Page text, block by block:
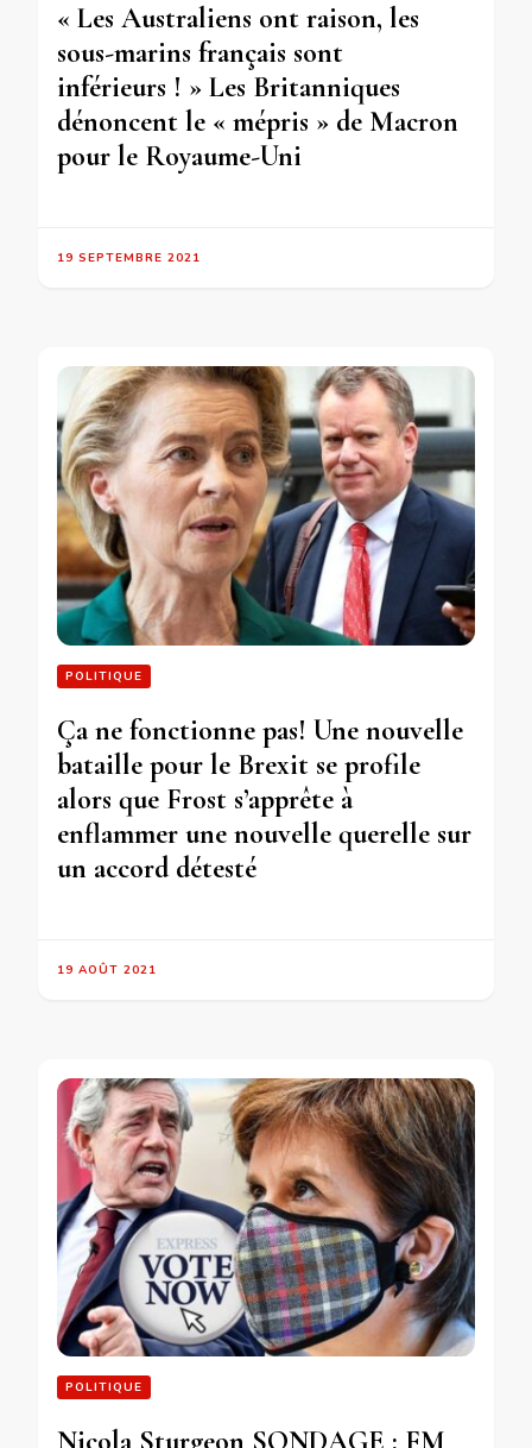
« Les Australiens ont raison, les
sous-marins français sont
inférieurs ! » Les Britanniques
dénoncent le « mépris » de Macron
pour le Royaume-Uni
19 SEPTEMBRE 2021
POLITIQUE
Ça ne fonctionne pas! Une nouvelle
bataille pour le Brexit se profile
alors que Frost s’apprête à
enflammer une nouvelle querelle sur
un accord détesté
19 AOÛT 2021
POLITIQUE